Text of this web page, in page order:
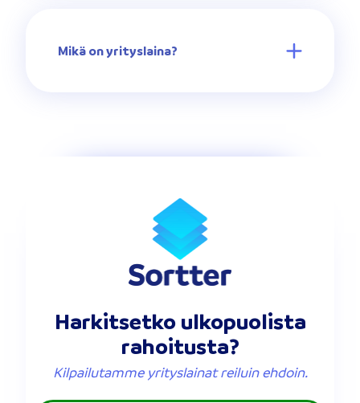
Mikä on yrityslaina?
Harkitsetko ulkopuolista
rahoitusta?
Kilpailutamme yrityslainat reiluin ehdoin.